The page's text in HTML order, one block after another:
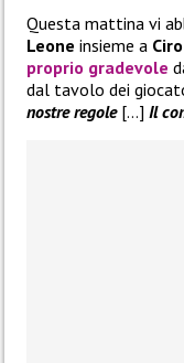
Questa mattina vi
Leone insieme a
proprio gradevole
dal tavolo dei
nostre regole[…] Il